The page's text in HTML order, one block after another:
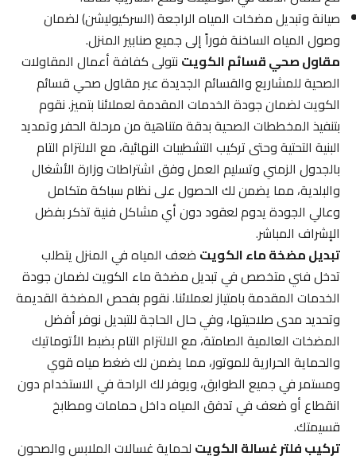
صيانة وتبديل مضخات المياه الراجعة (السركيوليشن) لضمان
وصول المياه الساخنة فوراً إلى جميع صنابير المنزل.
مقاول صحي قسائم الكويتنتولى كفافة أعمال المقاولات
الصحية للمشاريع والقسائم الجديدة عبر مقاول صحي قسائم
الكويت لضمان جودة الخدمات المقدمة لعملائنا بتميز. نقوم
بتنفيذ المخططات الصحية بدقة متناهية من مرحلة الحفر وتمديد
البنية التحتية وحتى تركيب التشطيبات النهائية، مع الالتزام التام
بالجدول الزمني وتسليم العمل وفق اشتراطات وزارة الأشغال
والبلدية، مما يضمن لك الحصول على نظام سباكة متكامل
وعالي الجودة يدوم لعقود دون أي مشاكل فنية تذكر بفضل
الإشراف المباشر.
تبديل مضخة ماء الكويتضعف المياه في المنزل يتطلب
تدخل فني متخصص في تبديل مضخة ماء الكويت لضمان جودة
الخدمات المقدمة بامتياز لعملائنا. نقوم بفحص المضخة القديمة
وتحديد مدى صلاحيتها، وفي حال الحاجة للتبديل نوفر أفضل
المضخات العالمية الصامتة، مع الالتزام التام بضبط الأتوماتيك
والحماية الحرارية للموتور، مما يضمن لك ضغط مياه قوي
ومستمر في جميع الطوابق، ويوفر لك الراحة في الاستخدام دون
انقطاع أو ضعف في تدفق المياه داخل حمامات ومطابخ
قسيمتك.
تركيب فلتر غسالة الكويتلحماية غسالات الملابس والصحون